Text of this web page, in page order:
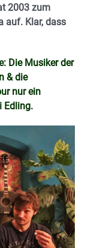
2003 zum
auf. Klar, dass
Die Musiker der
& die
nur ein
Edling.